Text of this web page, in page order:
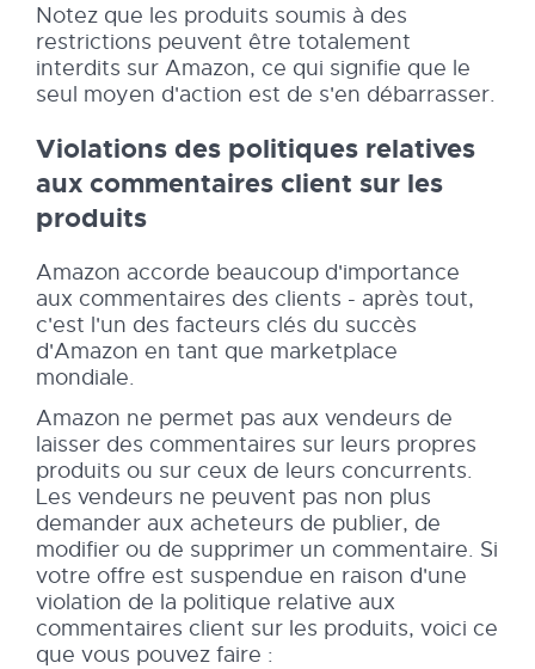
Notez que les produits soumis à des
restrictions peuvent être totalement
interdits sur Amazon, ce qui signifie que le
seul moyen d'action est de s'en débarrasser.
Violations des politiques relatives
aux commentaires client sur les
produits
Amazon accorde beaucoup d'importance
aux commentaires des clients - après tout,
c'est l'un des facteurs clés du succès
d'Amazon en tant que marketplace
mondiale.
Amazon ne permet pas aux vendeurs de
laisser des commentaires sur leurs propres
produits ou sur ceux de leurs concurrents.
Les vendeurs ne peuvent pas non plus
demander aux acheteurs de publier, de
modifier ou de supprimer un commentaire. Si
votre offre est suspendue en raison d'une
violation de la politique relative aux
commentaires client sur les produits, voici ce
que vous pouvez faire :